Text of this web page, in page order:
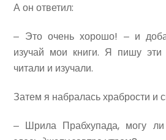
А он ответил:
‒ Это очень хорошо! ‒ и
изучай мои книги. Я пишу
читали и изучали.
Затем я набралась храбрости и
‒ Шрила Прабхупада, могу ли